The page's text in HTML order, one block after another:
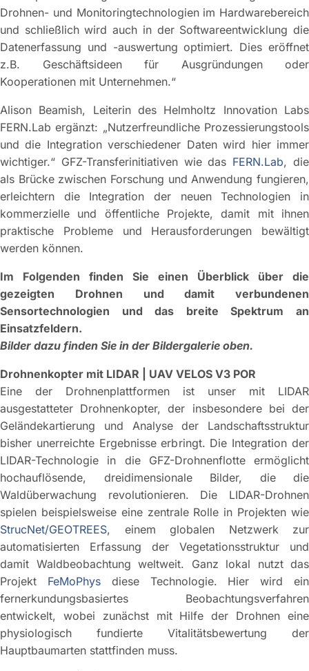
Drohnen- und Monitoringtechnologien im Hardwarebereich
und schließlich wird auch in der Softwareentwicklung die
Datenerfassung und -auswertung optimiert. Dies eröffnet
z.B. Geschäftsideen für Ausgründungen oder
Kooperationen mit Unternehmen.“
Alison Beamish, Leiterin des Helmholtz Innovation Labs
FERN.Lab ergänzt: „Nutzerfreundliche Prozessierungstools
und die Integration verschiedener Daten wird hier immer
wichtiger.“ GFZ-Transferinitiativen wie das FERN.Lab, die
als Brücke zwischen Forschung und Anwendung fungieren,
erleichtern die Integration der neuen Technologien in
kommerzielle und öffentliche Projekte, damit mit ihnen
praktische Probleme und Herausforderungen bewältigt
werden können.
Im Folgenden finden Sie einen Überblick über die
gezeigten Drohnen und damit verbundenen
Sensortechnologien und das breite Spektrum an
Einsatzfeldern.
Bilder dazu finden Sie in der Bildergalerie oben.
Drohnenkopter mit LIDAR | UAV VELOS V3 POR
Eine der Drohnenplattformen ist unser mit LIDAR
ausgestatteter Drohnenkopter, der insbesondere bei der
Geländekartierung und Analyse der Landschaftsstruktur
bisher unerreichte Ergebnisse erbringt. Die Integration der
LIDAR-Technologie in die GFZ-Drohnenflotte ermöglicht
hochauflösende, dreidimensionale Bilder, die die
Waldüberwachung revolutionieren. Die LIDAR-Drohnen
spielen beispielsweise eine zentrale Rolle in Projekten wie
StrucNet/GEOTREES, einem globalen Netzwerk zur
automatisierten Erfassung der Vegetationsstruktur und
damit Waldbeobachtung weltweit. Ganz lokal nutzt das
Projekt FeMoPhysdiese Technologie. Hier wird ein
fernerkundungsbasiertes Beobachtungsverfahren
entwickelt, wobei zunächst mit Hilfe der Drohnen eine
physiologisch fundierte Vitalitätsbewertung der
Hauptbaumarten stattfinden muss.­­­